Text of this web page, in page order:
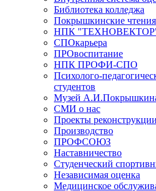
Библиотека колледжа
Покрышкинские чтения
НПК
СПОкарьера
ПРОвоспитание
НПК ПРОФИ-СПО
Психолого-
студентов
Музей
СМИ о нас
Проекты реконструкции
Производство
ПРОФСОЮЗ
Наставничество
Студенческий
Независимая оценка
Медицинское